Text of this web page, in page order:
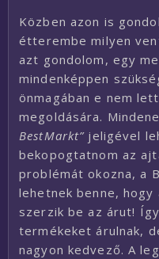
Közben azon is
étterembe milyen
azt gondolom, egy
mindenképpen
önmagában e nem
megoldására.
BestMarkt”jeligével
bekopogtatnom az
problémát okozna, a
lehetnek benne,
szerzik be az árut!
termékeket árulnak,
nagyon kedvező. A